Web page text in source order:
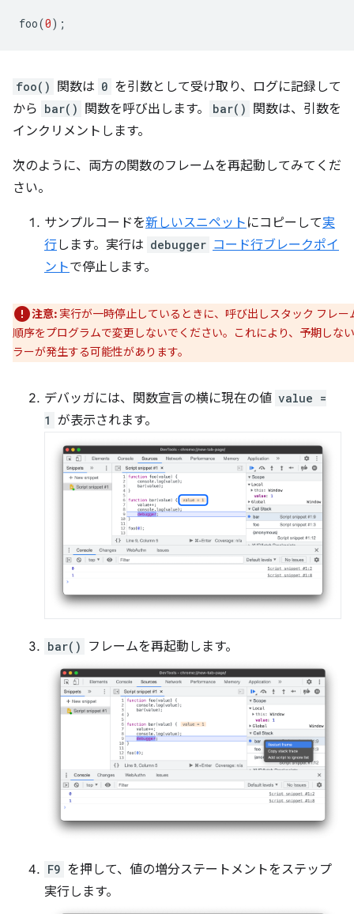
foo(0);
foo() 関数は 0 を引数として受け取り、ログに記録して
から bar() 関数を呼び出します。 bar() 関数は、引数を
インクリメントします。
次のように、両方の関数のフレームを再起動してみてくだ
さい。
サンプルコードを新しいスニペット にコピーして実
行します。実行は debugger コード行ブレークポイ
ントで停止します。
注意:実行が一時停止しているときに、呼び出しスタック フレー
順序をプログラムで変更しないでください。これにより、予期しな
ラーが発生する可能性があります。
デバッガには、関数宣言の横に現在の値 value =
1 が表示されます。
bar() フレームを再起動します。
F9 を押して、値の増分ステートメントをステップ
実行します。